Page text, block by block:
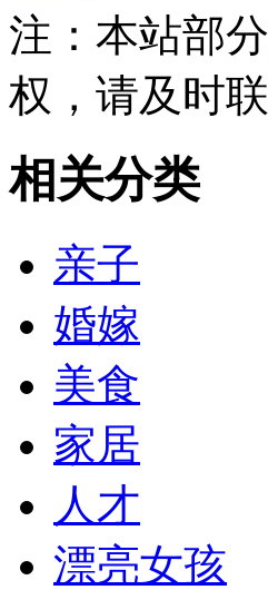
注：本站部
权，请及时
相关分类
亲子
婚嫁
美食
家居
人才
漂亮女孩